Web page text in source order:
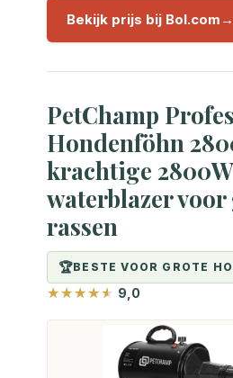
Bekijk prijs bij Bol.com
PetChamp
Hondenföhn
krachtige 2800W
waterblazer
rassen
BESTE VOOR GROTE
9,0